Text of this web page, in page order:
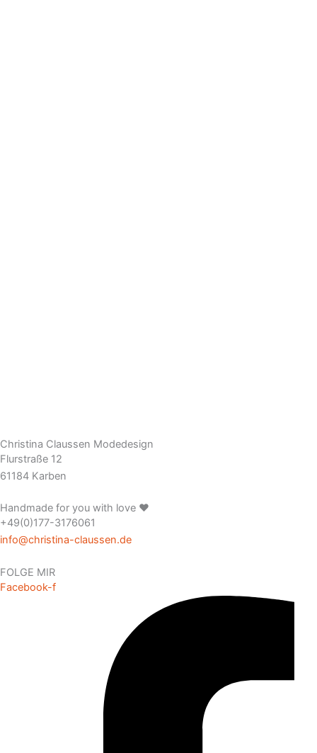
Christina Claussen Modedesign
Flurstraße 12
61184 Karben
Handmade for you with love ❤️
+49(0)177-3176061
info@christina-claussen.de
FOLGE MIR
Facebook-f